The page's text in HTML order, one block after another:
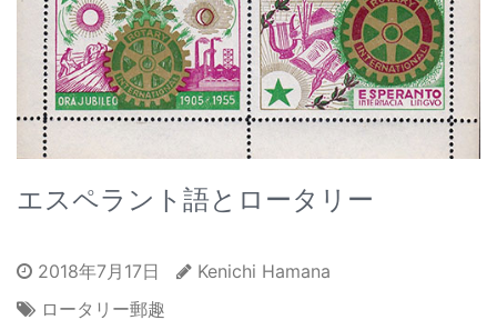
エスペラント語とロータリー
2018年7月17日
Kenichi Hamana
ロータリー郵趣